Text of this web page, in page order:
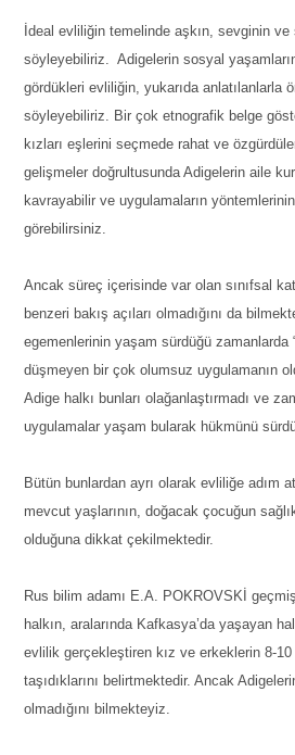
İdeal evliliğin temelinde aşkın, sevginin ve
söyleyebiliriz. Adigelerin sosyal
gördükleri evliliğin, yukarıda anlatılanlarla
söyleyebiliriz. Bir çok etnografik belge
kızları eşlerini seçmede rahat ve
gelişmeler doğrultusunda Adigelerin aile
kavrayabilir ve uygulamaların
görebilirsiniz.
Ancak süreç içerisinde var olan sınıfsal
benzeri bakış açıları olmadığını da
egemenlerinin yaşam sürdüğü zamanlarda
düşmeyen bir çok olumsuz uygulamanın
Adige halkı bunları olağanlaştırmadı ve
uygulamalar yaşam bularak hükmünü
Bütün bunlardan ayrı olarak evliliğe adım
mevcut yaşlarının, doğacak çocuğun
olduğuna dikkat çekilmektedir.
Rus bilim adamı E.A. POKROVSKİ
halkın, aralarında Kafkasya’da yaşayan
evlilik gerçekleştiren kız ve erkeklerin 8-
taşıdıklarını belirtmektedir. Ancak
olmadığını bilmekteyiz.